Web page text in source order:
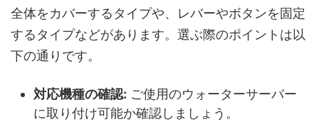
全体をカバーするタイプや、レバーやボタンを固定
するタイプなどがあります。選ぶ際のポイントは以
下の通りです。
対応機種の確認: ご使用のウォーターサーバー
に取り付け可能か確認しましょう。